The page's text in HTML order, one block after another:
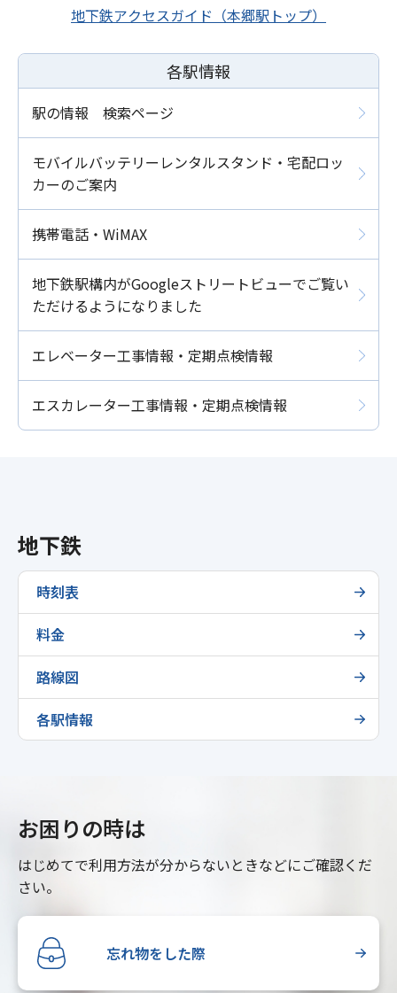
地下鉄アクセスガイド（本郷駅トップ）
各駅情報
駅の情報 検索ページ
モバイルバッテリーレンタルスタンド・宅配ロッ
カーのご案内
携帯電話・WiMAX
地下鉄駅構内がGoogleストリートビューでご覧い
ただけるようになりました
エレベーター工事情報・定期点検情報
エスカレーター工事情報・定期点検情報
地下鉄
時刻表
料金
路線図
各駅情報
お困りの時は
はじめてで利用方法が分からないときなどにご確認くだ
さい。
忘れ物をした際